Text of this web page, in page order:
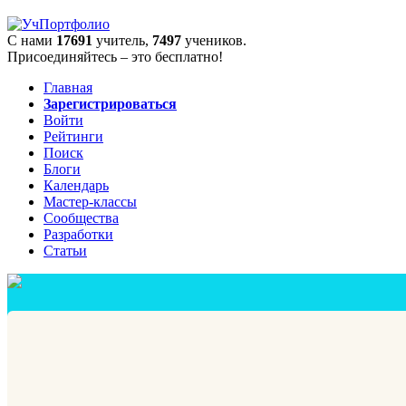
С нами 17691 учитель, 7497 учеников.
Присоединяйтесь – это бесплатно!
Главная
Зарегистрироваться
Войти
Рейтинги
Поиск
Блоги
Календарь
Мастер-классы
Сообщества
Разработки
Статьи